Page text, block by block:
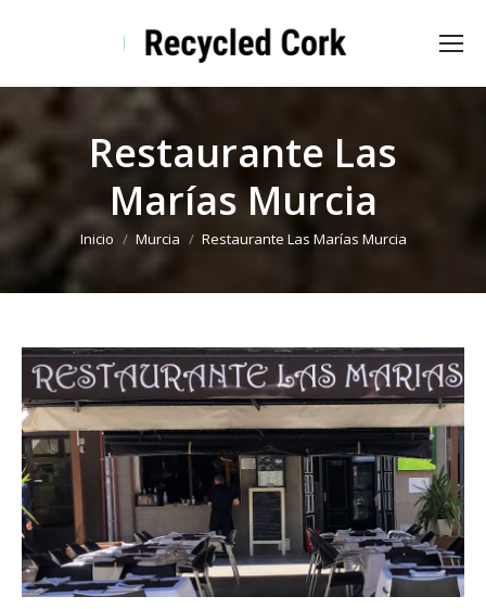
Restaurante Las
Marías Murcia
Estás aquí:
Inicio Murcia Restaurante Las Marías Murcia